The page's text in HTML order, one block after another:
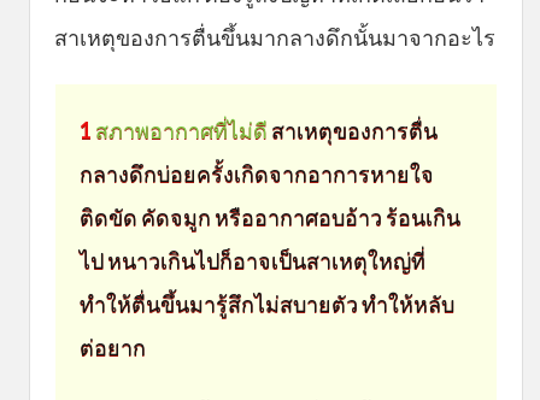
สาเหตุของการตื่นขึ้นมากลางดึกนั้นมาจากอะไร
1 สภาพอากาศที่ไม่ดี สาเหตุของการตื่น
กลางดึกบ่อยครั้งเกิดจากอาการหายใจ
ติดขัด คัดจมูก หรืออากาศอบอ้าว ร้อนเกิน
ไป หนาวเกินไปก็อาจเป็นสาเหตุใหญ่ที่
ทำให้ตื่นขึ้นมารู้สึกไม่สบายตัว ทำให้หลับ
ต่อยาก